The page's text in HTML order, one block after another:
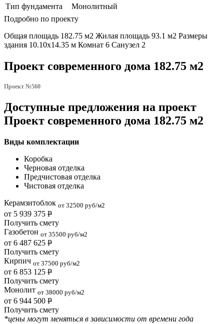
Тип фундамента
Монолитный
Подробно по проекту
Общая площадь 182.75 м2 Жилая площадь 93.1 м2 Размеры
здания 10.10х14.35 м Комнат 6 Санузел 2
Проект современного дома 182.75 м2
Проект №560
Доступные предложения на проект
Проект современного дома 182.75 м2
Виды комплектации
Коробка
Черновая отделка
Предчистовая отделка
Чистовая отделка
Керамзитоблок от 32500 руб/м2
от 5 939 375 Р
Получить смету
Газобетон от 35500 руб/м2
от 6 487 625 Р
Получить смету
Кирпич от 37500 руб/м2
от 6 853 125 Р
Получить смету
Монолит от 38000 руб/м2
от 6 944 500 Р
Получить смету
*цены могут меняться в зависимости от времени года